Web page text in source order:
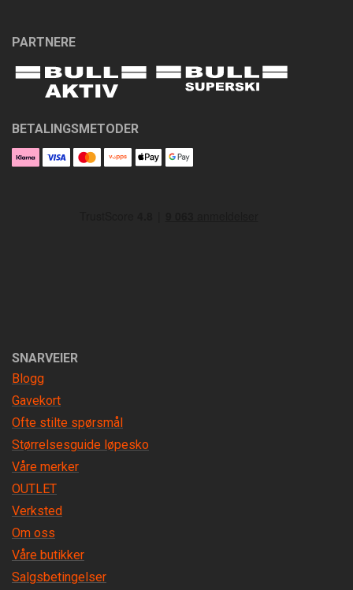
PARTNERE
BETALINGSMETODER
SNARVEIER
Blogg
Gavekort
Ofte stilte spørsmål
Størrelsesguide løpesko
Våre merker
OUTLET
Verksted
Om oss
Våre butikker
Salgsbetingelser